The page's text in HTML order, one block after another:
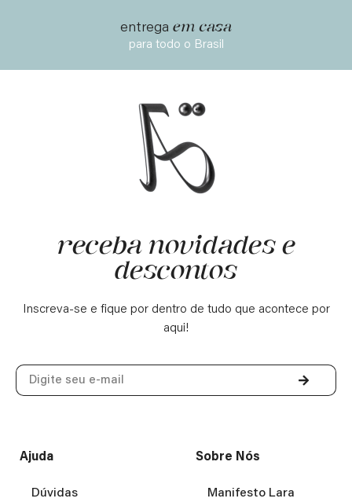
entrega em casa
para todo o Brasil
receba novidades e
descontos
Inscreva-se e fique por dentro de tudo que acontece por
aqui!
Ajuda
Dúvidas
Sobre Nós
Manifesto Lara